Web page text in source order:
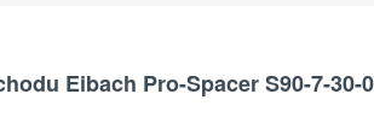
Eibach Pro-Spacer S90-7-